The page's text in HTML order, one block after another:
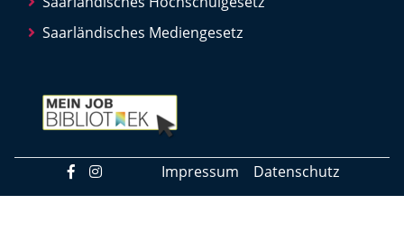
Saarländisches Mediengesetz
Impressum Datenschutz